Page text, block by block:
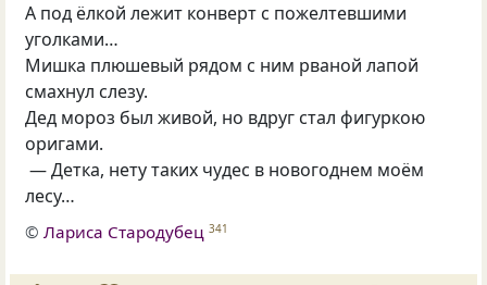
А под ёлкой лежит конверт с пожелтевшими
уголками…
Мишка плюшевый рядом с ним рваной лапой
смахнул слезу.
Дед мороз был живой, но вдруг стал фигуркою
оригами.
— Детка, нету таких чудес в новогоднем моём
лесу…
©Лариса Стародубец 341